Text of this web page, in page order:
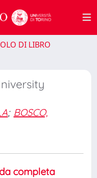
DI LIBRO
; BOSCO,
completa